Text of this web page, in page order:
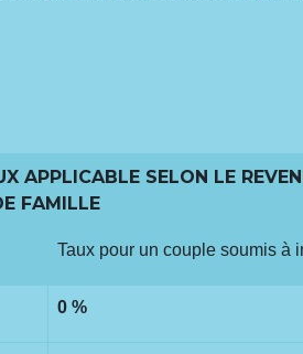
APPLICABLE SELON LE
FAMILLE
Taux pour un couple soumis à
0 %